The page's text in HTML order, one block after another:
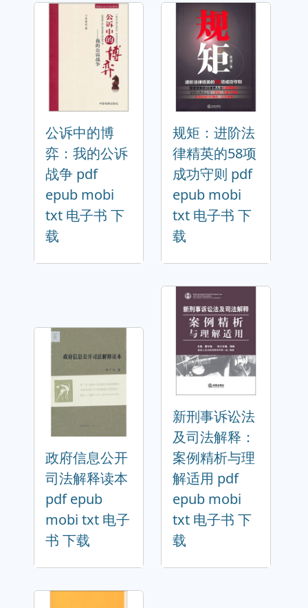
公诉中的博
弈：我的公诉
战争 pdf
epub mobi
txt 电子书 下
载
规矩：进阶法
律精英的58项
成功守则 pdf
epub mobi
txt 电子书 下
载
政府信息公开
司法解释读本
pdf epub
mobi txt 电子
书 下载
新刑事诉讼法
及司法解释：
案例精析与理
解适用 pdf
epub mobi
txt 电子书 下
载